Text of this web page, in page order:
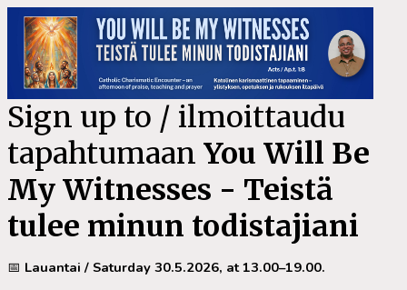
Sign up to / ilmoittaudu
tapahtumaan You Will Be
My Witnesses - Teistä
tulee minun todistajiani
📅 Lauantai / Saturday 30.5.2026, at 13.00–19.00.